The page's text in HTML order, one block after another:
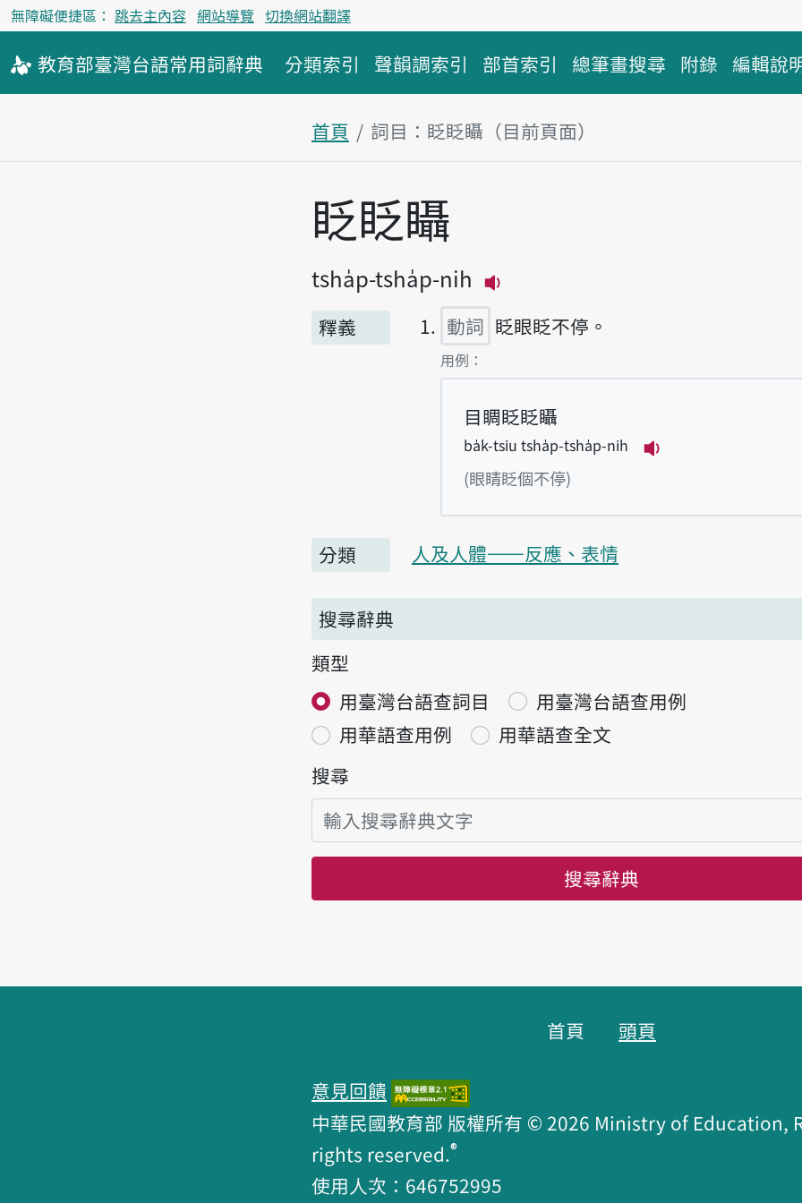
無障礙便捷區： 跳去主內容 網站導覽 切換網站翻譯
教育部臺灣台語常用詞辭典 分類索引 聲韻調索引 部首索引 總筆畫搜尋 附錄 編輯說
首頁 詞目：眨眨𥍉（目前頁面）
主內容區塊
眨眨𥍉
tsha̍p-tsha̍p-nih
釋義
動詞 眨眼眨不停。
第1項釋義的
用例：
目睭眨眨𥍉
ba̍k-tsiu tsha̍p-tsha̍p-nih
(眼睛眨個不停)
分類 人及人體——反應、表情
搜尋辭典
類型
用臺灣台語查詞目
用臺灣台語查用例
用華語查用例
用華語查全文
搜尋
搜尋辭典
首頁 頭頁
意見回饋
中華民國教育部 版權所有 © 2026 Ministry of Education,
rights reserved.®
使用人次：646752995